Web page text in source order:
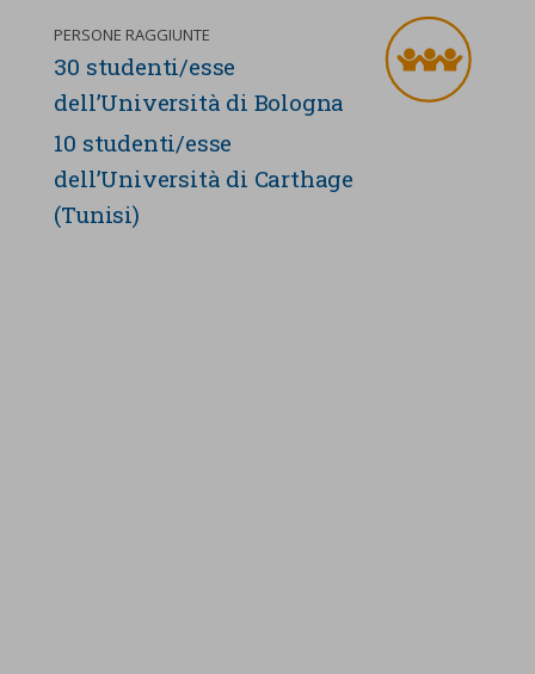
PERSONE RAGGIUNTE
30 studenti/esse
dell’Università di Bologna
10 studenti/esse
dell’Università di Carthage
(Tunisi)